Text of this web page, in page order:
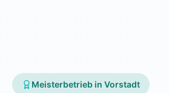
Meisterbetrieb in Vorstadt